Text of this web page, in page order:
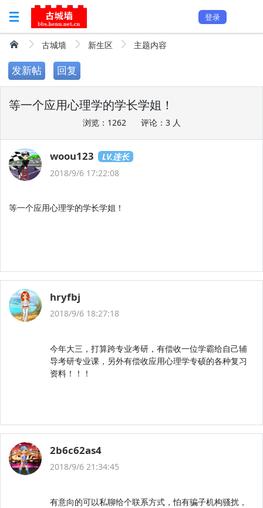
登录
古城墙 新生区 主题内容
发新帖 回复
等一个应用心理学的学长学姐！
浏览：1262 评论：3 人
woou123
LV.连长
2018/9/6 17:22:08
等一个应用心理学的学长学姐！
hryfbj
2018/9/6 18:27:18
今年大三，打算跨专业考研，有偿收一位学霸给自己辅
导考研专业课，另外有偿收应用心理学专硕的各种复习
资料！！！
2b6c62as4
2018/9/6 21:34:45
有意向的可以私聊给个联系方式，怕有骗子机构骚扰，